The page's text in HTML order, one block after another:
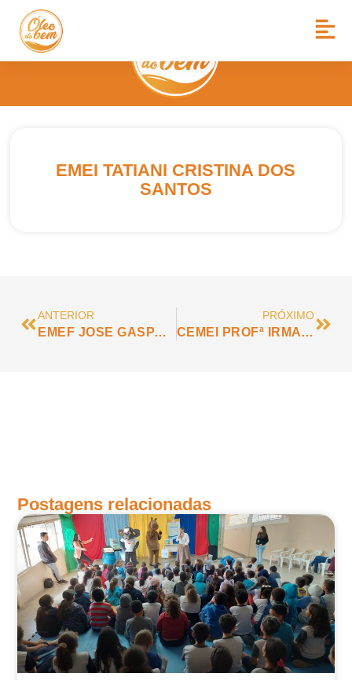
EMEI TATIANI CRISTINA DOS
SANTOS
ANTERIOR
EMEF JOSE GASPAR RUAS
PRÓXIMO
CEMEI PROFª IRMA DE CASTRO
Postagens relacionadas